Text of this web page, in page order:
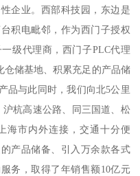
企业。西部科技园，东边是
积电毗邻，作为西门子授权
级代理商，西门子PLC代理
仓储基地、积累充足的产品储
品与此同时，我们向北5公里
杭高速公路、同三国道、松
海市内外连接，交通十分便
产品储备、引入万余款各式
务，取得了年销售额10亿元